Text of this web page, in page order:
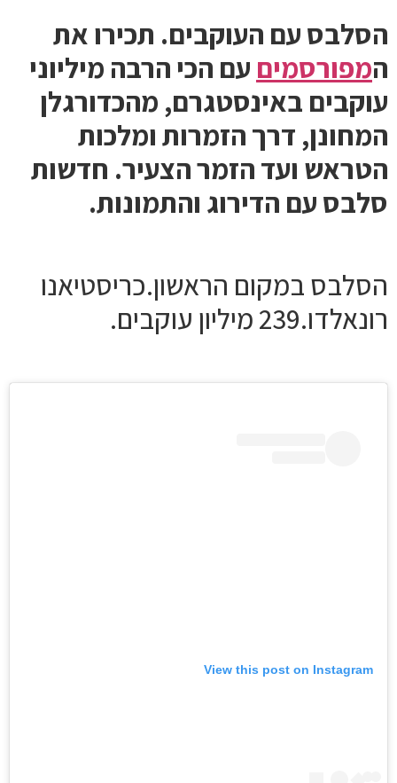
הסלבס עם העוקבים. תכירו את
המפורסמים עם הכי הרבה מיליוני
עוקבים באינסטגרם, מהכדורגלן
המחונן, דרך הזמרות ומלכות
הטראש ועד הזמר הצעיר. חדשות
סלבס עם הדירוג והתמונות.
הסלבס במקום הראשון.כריסטיאנו
רונאלדו.239 מיליון עוקבים.
View this post on Instagram